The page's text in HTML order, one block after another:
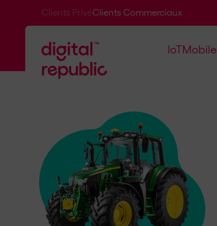
Clients PrivéClients Commerciaux
IoTMobile